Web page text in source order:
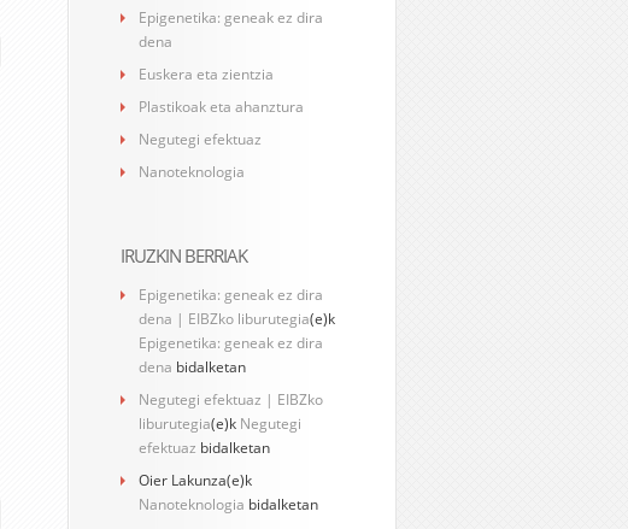
Epigenetika: geneak ez dira
dena
Euskera eta zientzia
Plastikoak eta ahanztura
Negutegi efektuaz
Nanoteknologia
IRUZKIN BERRIAK
Epigenetika: geneak ez dira
dena | EIBZko liburutegia(e)k
Epigenetika: geneak ez dira
dena bidalketan
Negutegi efektuaz | EIBZko
liburutegia(e)k Negutegi
efektuaz bidalketan
Oier Lakunza(e)k
Nanoteknologia bidalketan